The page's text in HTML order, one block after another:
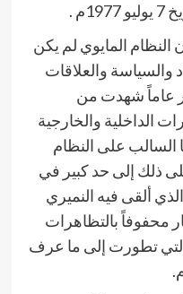
.
النظام المايوي لم يكن
والسياسة والعلاقات
عاماً شهدت من
الداخلية والخارجية
السالب على النظام
ذلك إلى حد كبير في
ألقى فيه النميري
محفوفاً بالتظاهرات
التي تطورت إلى ما عرف